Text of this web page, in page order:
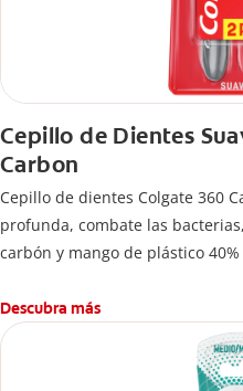
Cepillo de Dientes
Carbon
Cepillo de dientes Colgate 360
profunda, combate las
carbón y mango de plástico
Descubra más